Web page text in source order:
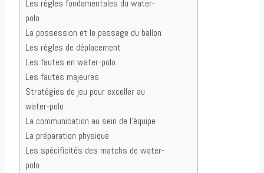
Les règles fondamentales du water-
polo
La possession et le passage du ballon
Les règles de déplacement
Les fautes en water-polo
Les fautes majeures
Stratégies de jeu pour exceller au
water-polo
La communication au sein de l’équipe
La préparation physique
Les spécificités des matchs de water-
polo